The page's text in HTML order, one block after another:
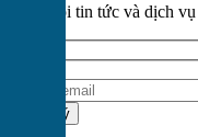
Theo dõi tin tức và dịch